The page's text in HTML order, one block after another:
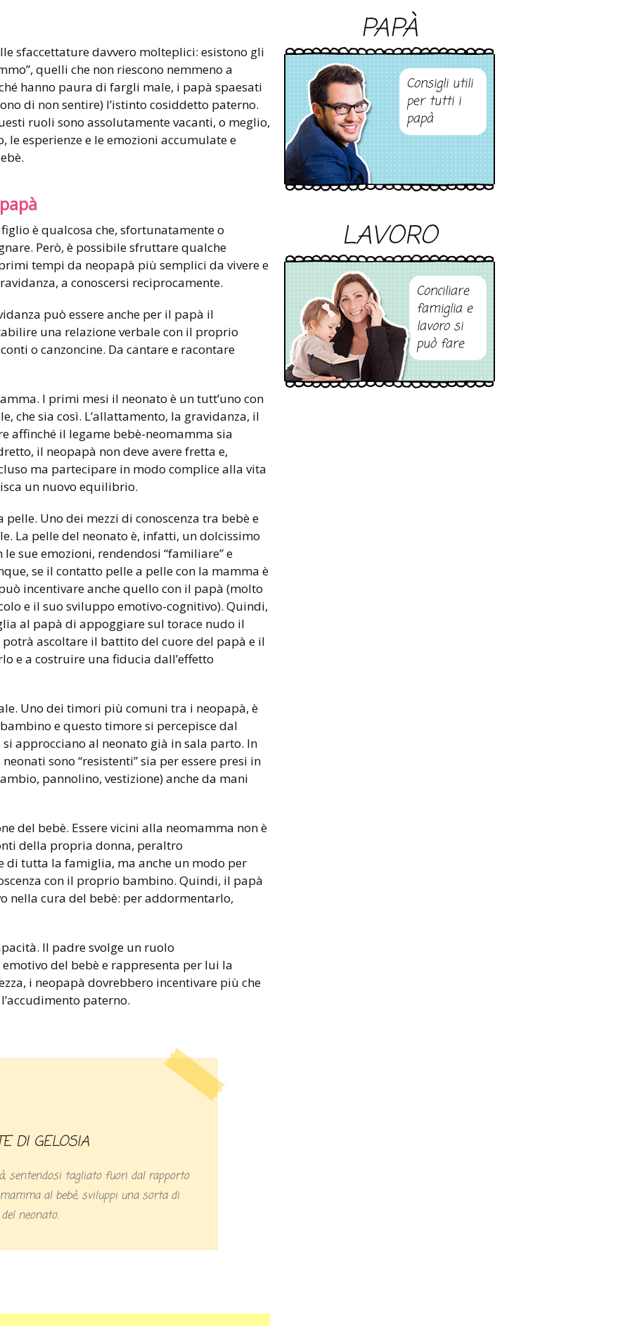
sfaccettature davvero molteplici: esistono gli
quelli che non riescono nemmeno a
hanno paura di fargli male, i papà spaesati
di non sentire) l’istinto cosiddetto paterno.
ruoli sono assolutamente vacanti, o meglio,
le esperienze e le emozioni accumulate e
è qualcosa che, sfortunatamente o
Però, è possibile sfruttare qualche
tempi da neopapà più semplici da vivere e
a conoscersi reciprocamente.
può essere anche per il papà il
una relazione verbale con il proprio
o canzoncine. Da cantare e racontare
I primi mesi il neonato è un tutt’uno con
che sia così. L’allattamento, la gravidanza, il
affinché il legame bebè-neomamma sia
il neopapà non deve avere fretta e,
ma partecipare in modo complice alla vita
un nuovo equilibrio.
Uno dei mezzi di conoscenza tra bebè e
La pelle del neonato è, infatti, un dolcissimo
sue emozioni, rendendosi “familiare” e
se il contatto pelle a pelle con la mamma è
incentivare anche quello con il papà (molto
e il suo sviluppo emotivo-cognitivo). Quindi,
al papà di appoggiare sul torace nudo il
ascoltare il battito del cuore del papà e il
e a costruire una fiducia dall’effetto
Uno dei timori più comuni tra i neopapà, è
e questo timore si percepisce dal
approcciano al neonato già in sala parto. In
sono “resistenti” sia per essere presi in
pannolino, vestizione) anche da mani
del bebè. Essere vicini alla neomamma non è
della propria donna, peraltro
di tutta la famiglia, ma anche un modo per
con il proprio bambino. Quindi, il papà
nella cura del bebè: per addormentarlo,
Il padre svolge un ruolo
del bebè e rappresenta per lui la
i neopapà dovrebbero incentivare più che
paterno.
DI GELOSIA
sentendosi tagliato fuori dal rapporto
al bebè, sviluppi una sorta di
neonato.
PAPÀ
Consigli utili
per tutti i
papà
LAVORO
Conciliare
famiglia e
lavoro si
può fare